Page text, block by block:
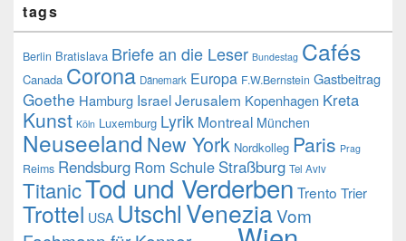
tags
Berlin Bratislava Briefe an die Leser Bundestag Cafés
Canada Corona Dänemark Europa F.W.Bernstein Gastbeitrag
Goethe Hamburg IsraelJerusalem Kopenhagen Kreta
Kunst Köln Luxemburg Lyrik Montreal München
Neuseeland New York Nordkolleg Paris Prag
Reims Rendsburg Rom Schule Straßburg Tel Aviv
TitanicTod und Verderben Trento Trier
Trottel USA UtschlVeneziaVom